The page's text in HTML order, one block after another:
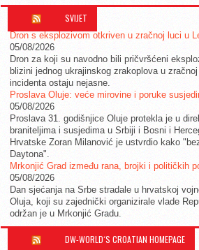
SVIJET
Dron s eksplozivom otkriven u zračnoj luci u
05/08/2026
Dron za koji su navodno bili pričvršćeni
blizini jednog ukrajinskog zrakoplova u
incidenta ostaju nejasne.
Proslava Oluje: veće mirovine i poruke
05/08/2026
Proslava 31. godišnjice Oluje protekla je u
braniteljima i susjedima u Srbiji i Bosni i
Hrvatske Zoran Milanović je ustvrdio kako
Daytona".
Mrkonjić Grad između rana, brojki i političkih
05/08/2026
Dan sjećanja na Srbe stradale u hrvatskoj
Oluja, koji su zajednički organizirale vlade
održan je u Mrkonjić Gradu.
DW-WORLD´S CROATIAN HOMEPAGE